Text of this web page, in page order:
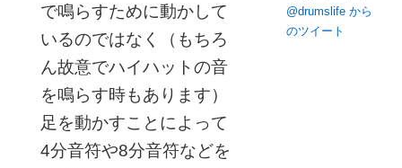
で鳴らすために動かして
いるのではなく（もちろ
ん故意でハイハットの音
を鳴らす時もあります）
足を動かすことによって
4分音符や8分音符などを
@drumslife から
のツイート